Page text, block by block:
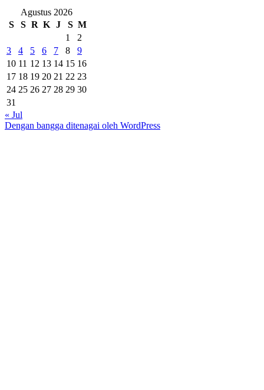
Agustus 2026
S
S R K J S M
1
2
3
4 5 6 7 8
9
10 11 12 13 14 15 16
17 18 19 20 21 22 23
24 25 26 27 28 29 30
31
« Jul
Dengan bangga ditenagai oleh WordPress